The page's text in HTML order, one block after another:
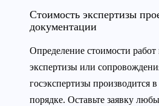
Стоимость экспертизы
документации
Определение стоимости
экспертизы или
госэкспертизы производится
порядке. Оставьте заявку